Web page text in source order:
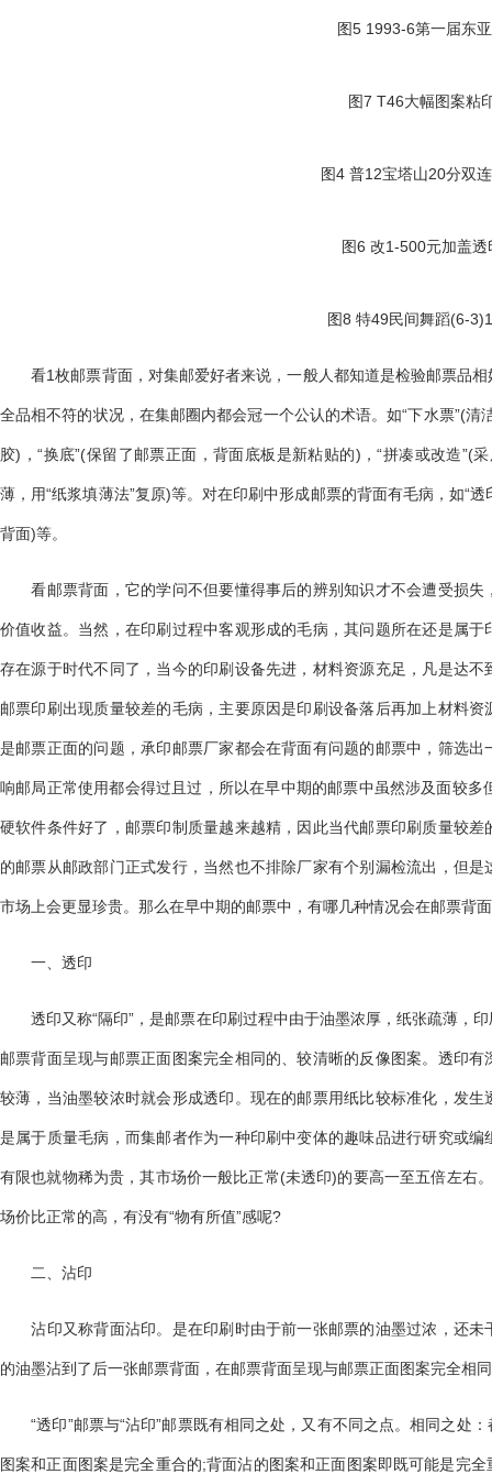
图5 1993-6第一届东
图7 T46大幅图案粘
图4 普12宝塔山20分双连
图6 改1-500元加盖透
图8 特49民间舞蹈(6-
看1枚邮票背面，对集邮爱好者来说，一般人都知道是检验邮票品相
全品相不符的状况，在集邮圈内都会冠一个公认的术语。如“下水票”(清
胶)，“换底”(保留了邮票正面，背面底板是新粘贴的)，“拼凑或改造”(
薄，用“纸浆填薄法”复原)等。对在印刷中形成邮票的背面有毛病，如“
背面)等。
看邮票背面，它的学问不但要懂得事后的辨别知识才不会遭受损失
价值收益。当然，在印刷过程中客观形成的毛病，其问题所在还是属
存在源于时代不同了，当今的印刷设备先进，材料资源充足，凡是达
邮票印刷出现质量较差的毛病，主要原因是印刷设备落后再加上材料
是邮票正面的问题，承印邮票厂家都会在背面有问题的邮票中，筛选
响邮局正常使用都会得过且过，所以在早中期的邮票中虽然涉及面较
硬软件条件好了，邮票印制质量越来越精，因此当代邮票印刷质量较
的邮票从邮政部门正式发行，当然也不排除厂家有个别漏检流出，但
市场上会更显珍贵。那么在早中期的邮票中，有哪几种情况会在邮票背
一、透印
透印又称“隔印”，是邮票在印刷过程中由于油墨浓厚，纸张疏薄，
邮票背面呈现与邮票正面图案完全相同的、较清晰的反像图案。透印
较薄，当油墨较浓时就会形成透印。现在的邮票用纸比较标准化，发
是属于质量毛病，而集邮者作为一种印刷中变体的趣味品进行研究或
有限也就物稀为贵，其市场价一般比正常(未透印)的要高一至五倍左右
场价比正常的高，有没有“物有所值”感呢?
二、沾印
沾印又称背面沾印。是在印刷时由于前一张邮票的油墨过浓，还未
的油墨沾到了后一张邮票背面，在邮票背面呈现与邮票正面图案完全相
“透印”邮票与“沾印”邮票既有相同之处，又有不同之点。相同之处
图案和正面图案是完全重合的;背面沾的图案和正面图案即既可能是完